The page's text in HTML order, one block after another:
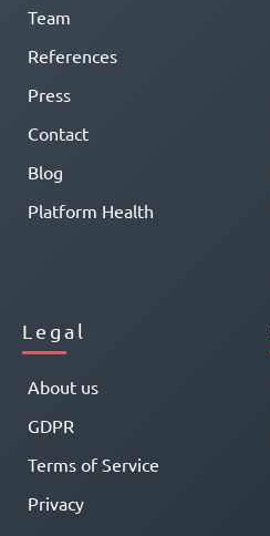
Team
References
Press
Contact
Blog
Platform Health
Legal
About us
GDPR
Terms of Service
Privacy